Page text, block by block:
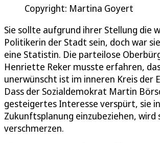
Copyright: Martina Goyert
Sie sollte aufgrund ihrer Stellung die
Politikerin der Stadt sein, doch war
eine Statistin. Die parteilose
Henriette Reker musste erfahren,
unerwünscht ist im inneren Kreis der
Dass der Sozialdemokrat Martin
gesteigertes Interesse verspürt, sie
Zukunftsplanung einzubeziehen, wird
verschmerzen.